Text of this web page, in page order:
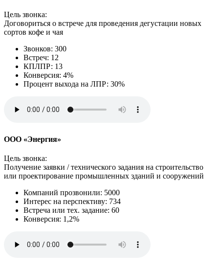
Цель звонка:
Договориться о встрече для проведения дегустации новых
сортов кофе и чая
Звонков: 300
Встреч: 12
КПЛПР: 13
Конверсия: 4%
Процент выхода на ЛПР: 30%
ООО «Энергия»
Цель звонка:
Получение заявки / технического задания на строительство
или проектирование промышленных зданий и сооружений
Компаний прозвонили: 5000
Интерес на перспективу: 734
Встреча или тех. задание: 60
Конверсия: 1,2%